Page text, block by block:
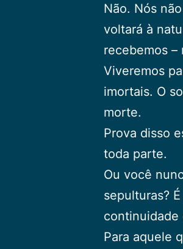
Não. Nós
voltará à
recebemos –
Viveremos
imortais. O
morte.
Prova disso
toda parte.
Ou você
sepulturas?
continuidade
Para aquele